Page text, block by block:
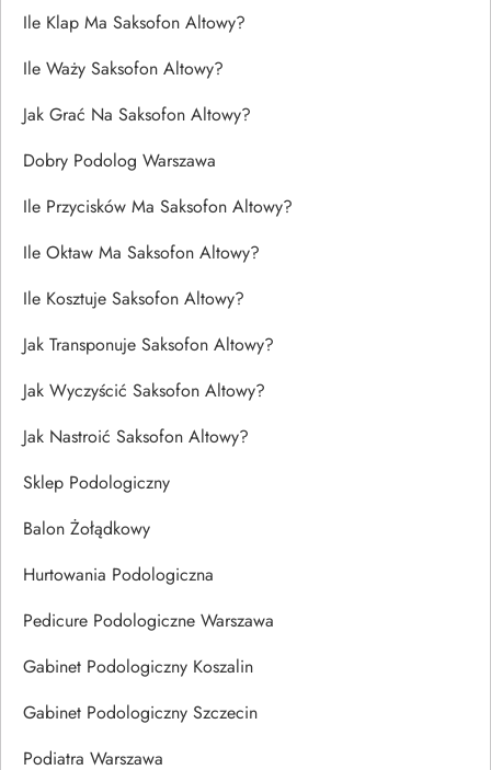
Ile Klap Ma Saksofon Altowy?
Ile Waży Saksofon Altowy?
Jak Grać Na Saksofon Altowy?
Dobry Podolog Warszawa
Ile Przycisków Ma Saksofon Altowy?
Ile Oktaw Ma Saksofon Altowy?
Ile Kosztuje Saksofon Altowy?
Jak Transponuje Saksofon Altowy?
Jak Wyczyścić Saksofon Altowy?
Jak Nastroić Saksofon Altowy?
Sklep Podologiczny
Balon Żołądkowy
Hurtowania Podologiczna
Pedicure Podologiczne Warszawa
Gabinet Podologiczny Koszalin
Gabinet Podologiczny Szczecin
Podiatra Warszawa